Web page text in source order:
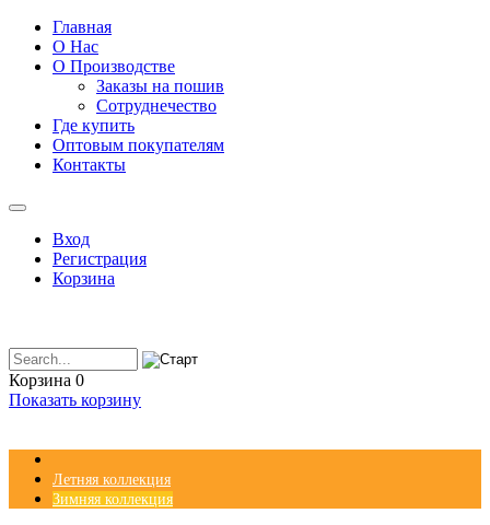
Главная
О Нас
О Производстве
Заказы на пошив
Сотруднечество
Где купить
Оптовым покупателям
Контакты
Вход
Регистрация
Корзина
Корзина 0
Показать корзину
Летняя коллекция
Зимняя коллекция